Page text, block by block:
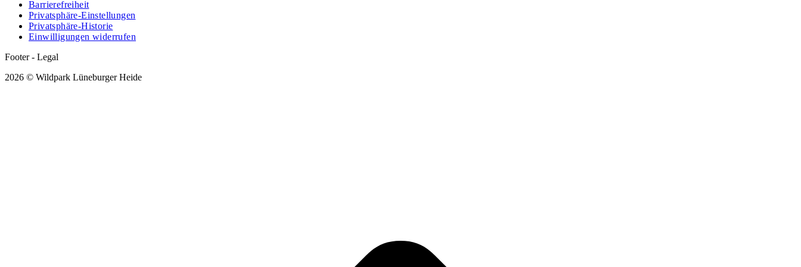
Barrierefreiheit
Privatsphäre-Einstellungen
Privatsphäre-Historie
Einwilligungen widerrufen
Footer - Legal
2026 © Wildpark Lüneburger Heide